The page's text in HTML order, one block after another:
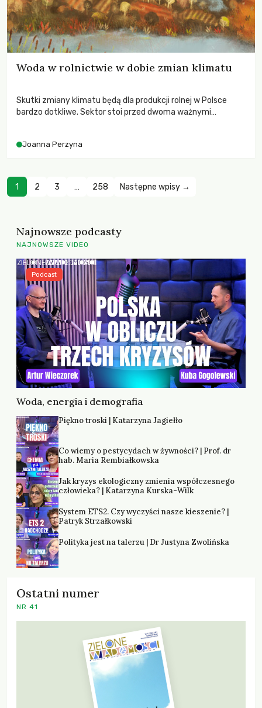
Woda w rolnictwie w dobie zmian klimatu
Skutki zmiany klimatu będą dla produkcji rolnej w Polsce
bardzo dotkliwe. Sektor stoi przed dwoma ważnymi
zachodzących zmian klimatycznych. Wymagać to będzie
Joanna Perzyna
1 2 3 … 258 Następne wpisy →
Najnowsze podcasty
NAJNOWSZE VIDEO
Woda, energia i demografia
Podcast
Piękno troski | Katarzyna Jagiełło
Co wiemy o pestycydach w żywności? | Prof. dr
hab. Maria Rembiałkowska
Jak kryzys ekologiczny zmienia współczesnego
człowieka? | Katarzyna Kurska-Wilk
System ETS2. Czy wyczyści nasze kieszenie? |
Patryk Strzałkowski
Polityka jest na talerzu | Dr Justyna Zwolińska
Ostatni numer
NR 41